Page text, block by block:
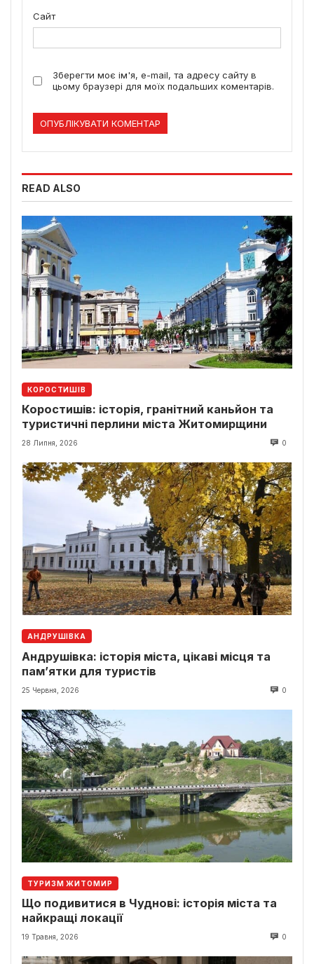
Сайт
Зберегти моє ім'я, e-mail, та адресу сайту в
цьому браузері для моїх подальших коментарів.
READ ALSO
КОРОСТИШІВ
Коростишів: історія, гранітний каньйон та
туристичні перлини міста Житомирщини
28 Липня, 2026 0
АНДРУШІВКА
Андрушівка: історія міста, цікаві місця та
пам’ятки для туристів
25 Червня, 2026 0
ТУРИЗМ ЖИТОМИР
Що подивитися в Чуднові: історія міста та
найкращі локації
19 Травня, 2026 0